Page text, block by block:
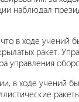
наблюдал
в ходе учений
ракет.
управления
в ходе учений